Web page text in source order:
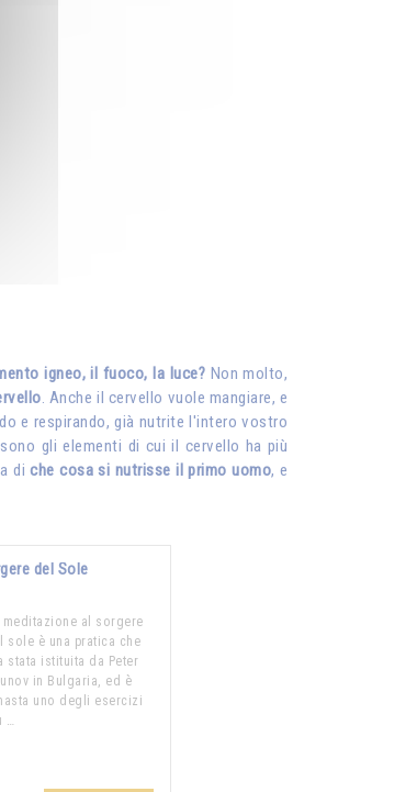
igneo, il fuoco, la luce? Non molto,
. Anche il cervello vuole mangiare, e
e respirando, già nutrite l'intero vostro
gli elementi di cui il cervello ha più
diche cosa si nutrisse il primo uomo, e
del Sole
meditazione al sorgere
sole è una pratica che
stata istituita da Peter
in Bulgaria, ed è
uno degli esercizi
…